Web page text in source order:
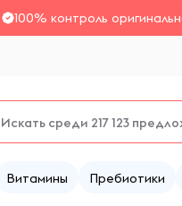
100% контроль
Витамины Пребиотики